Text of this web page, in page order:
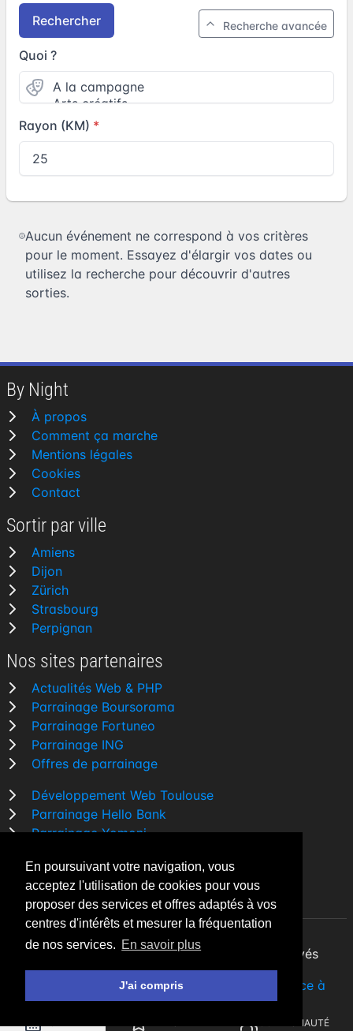
En poursuivant votre navigation, vous
acceptez l'utilisation de cookies pour vous
proposer des services et offres adaptés à vos
centres d'intérêts et mesurer la fréquentation
de nos services. En savoir plus
J'ai compris
COMMUNAUTÉ
Rechercher Recherche avancée
Quoi ?
Rayon (KM)
Aucun événement ne correspond à vos critères
pour le moment. Essayez d'élargir vos dates ou
utilisez la recherche pour découvrir d'autres
sorties.
By Night
À propos
Comment ça marche
Mentions légales
Cookies
Contact
Sortir par ville
Amiens
Dijon
Zürich
Strasbourg
Perpignan
Nos sites partenaires
Actualités Web & PHP
Parrainage Boursorama
Parrainage Fortuneo
Parrainage ING
Offres de parrainage
Développement Web Toulouse
Parrainage Hello Bank
Parrainage Yomoni
Comparatif banque
By Night v5.7.3| © 2026 - Tous droits réservés
par undéveloppeur Web Freelance à
Toulouse